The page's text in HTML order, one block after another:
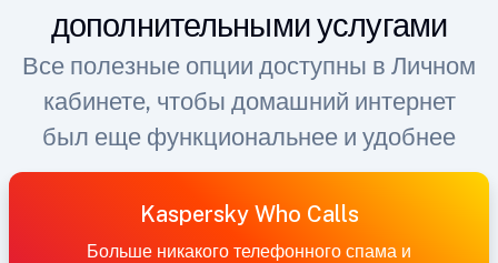
дополнительными услугами
Все полезные опции доступны в Личном
кабинете, чтобы домашний интернет
был еще функциональнее и удобнее
Kaspersky Who Calls
Больше никакого телефонного спама и